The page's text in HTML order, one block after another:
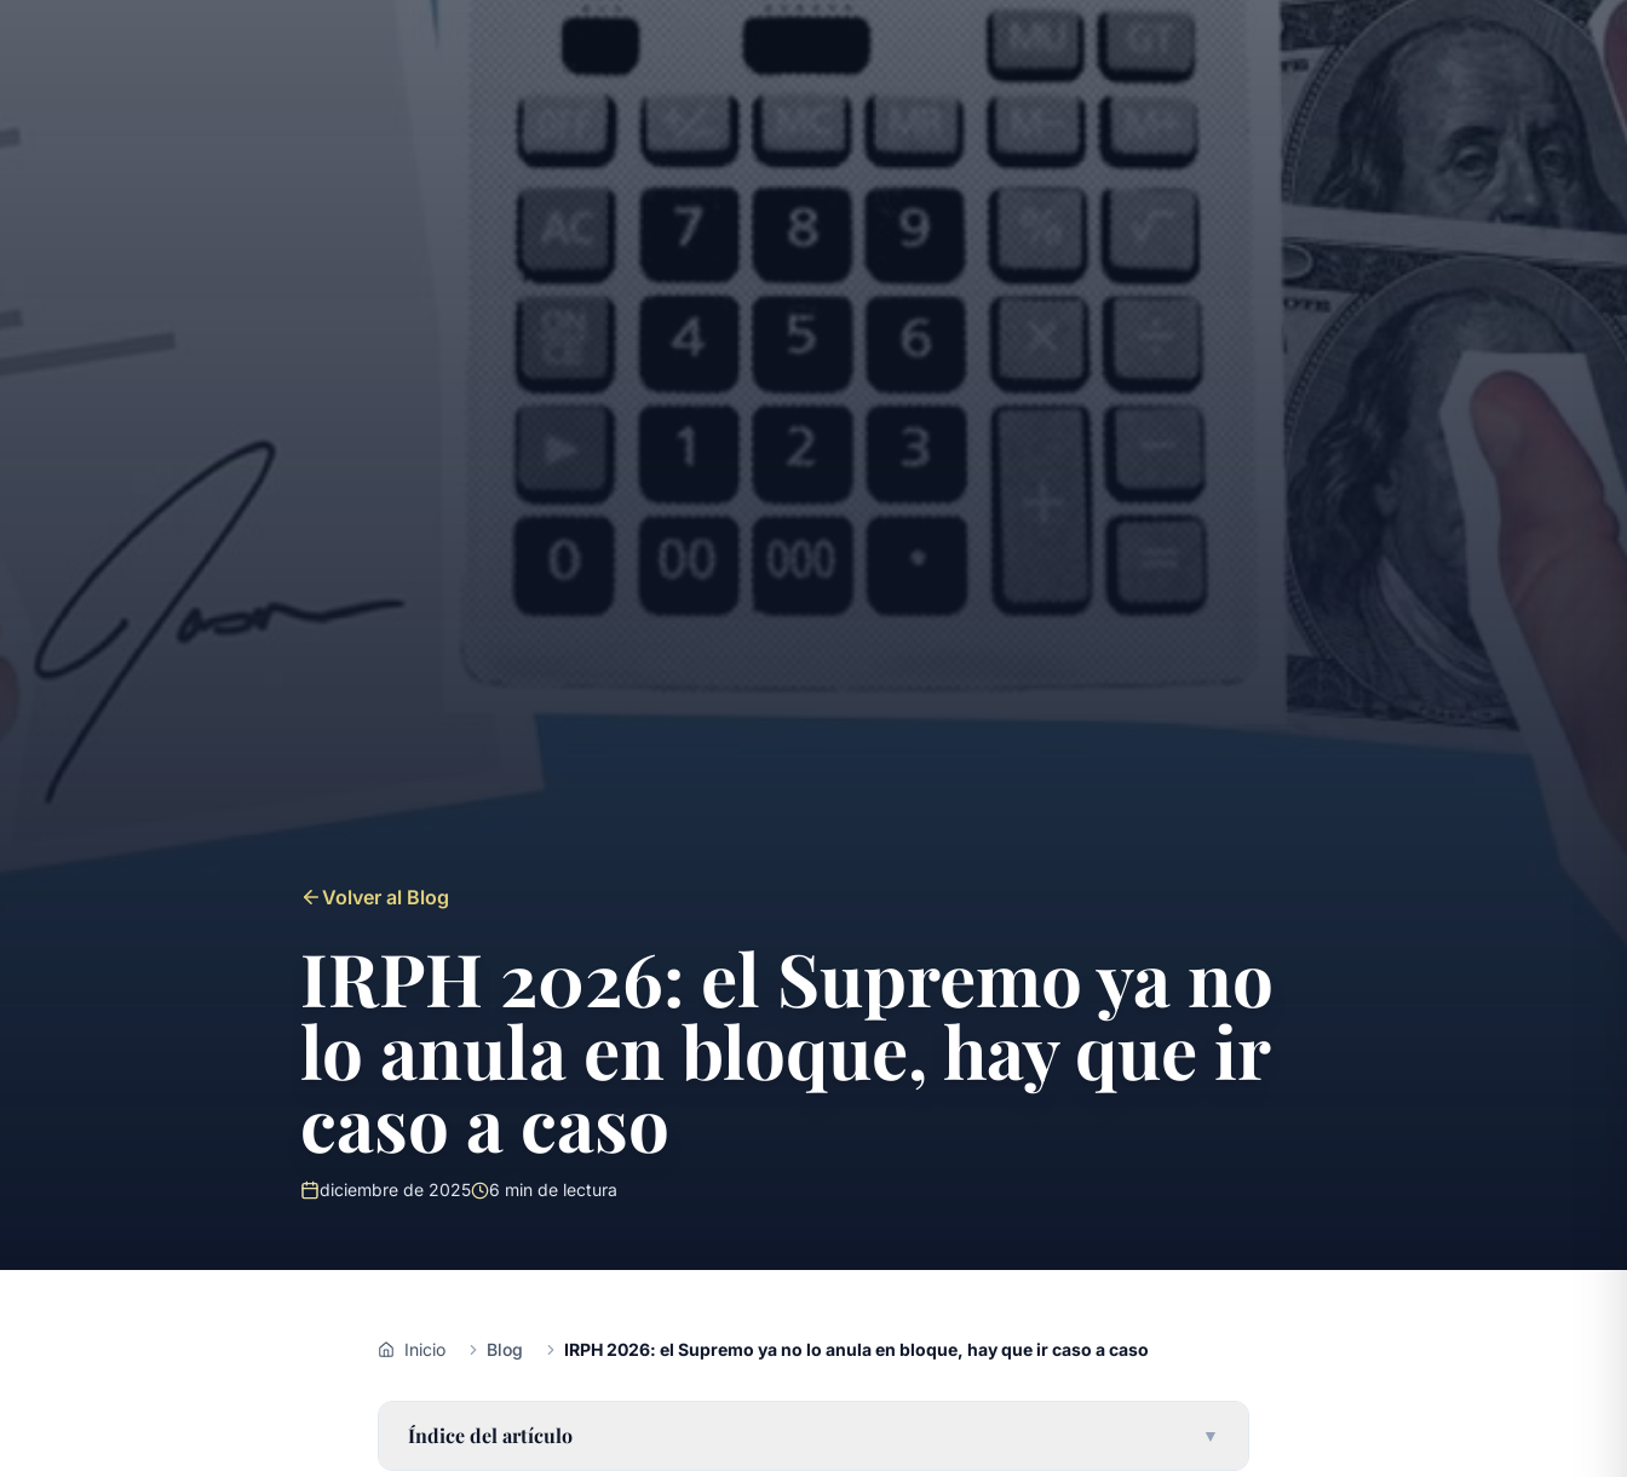
Volver al Blog
IRPH 2026: el Supremo ya no
lo anula en bloque, hay que ir
caso a caso
diciembre de 2025 6 min de lectura
Inicio Blog IRPH 2026: el Supremo ya no lo anula en bloque, hay que ir caso a caso
Índice del artículo ▼